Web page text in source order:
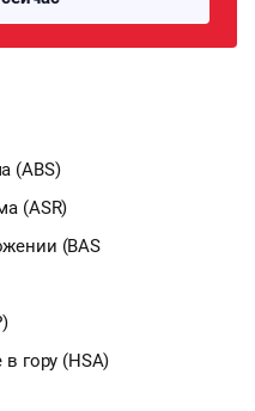
(ABS)
(ASR)
(BAS
гору (HSA)